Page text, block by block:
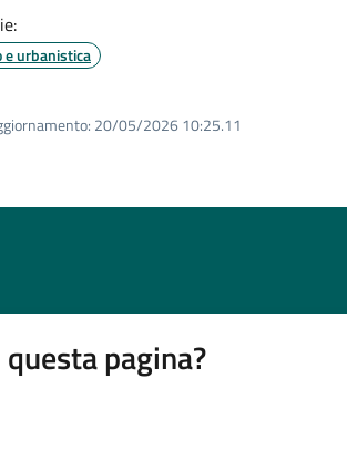
e urbanistica
20/05/2026 10:25.11
pagina?